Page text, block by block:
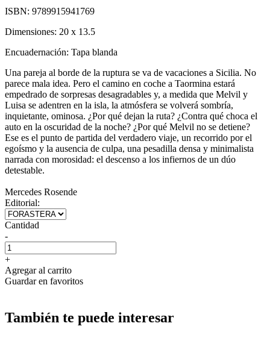
ISBN: 9789915941769
Dimensiones: 20 x 13.5
Encuadernación: Tapa blanda
Una pareja al borde de la ruptura se va de vacaciones a Sicilia. No
parece mala idea. Pero el camino en coche a Taormina estará
empedrado de sorpresas desagradables y, a medida que Melvil y
Luisa se adentren en la isla, la atmósfera se volverá sombría,
inquietante, ominosa. ¿Por qué dejan la ruta? ¿Contra qué choca el
auto en la oscuridad de la noche? ¿Por qué Melvil no se detiene?
Ese es el punto de partida del verdadero viaje, un recorrido por el
egoísmo y la ausencia de culpa, una pesadilla densa y minimalista
narrada con morosidad: el descenso a los infiernos de un dúo
detestable.
Mercedes Rosende
Editorial:
Cantidad
-
+
Agregar al carrito
Guardar en favoritos
También te puede interesar